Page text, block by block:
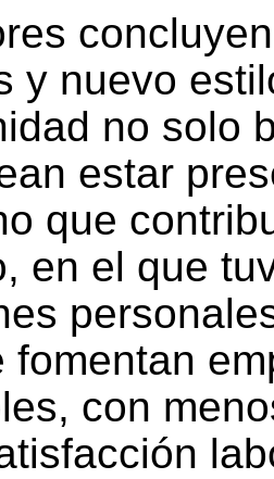
y nuevo
no solo
estar
que
en el que
fomentan
con